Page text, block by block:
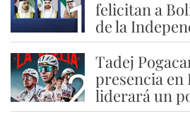
1 felicitan a
de la
2
Tadej
presencia en
liderará un